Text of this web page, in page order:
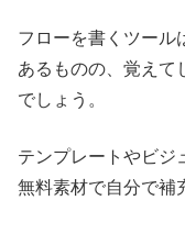
フローを書くツール
あるものの、覚えて
でしょう。
テンプレートやビジ
無料素材で自分で補